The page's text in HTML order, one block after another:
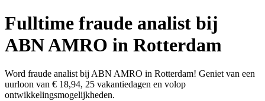
Fulltime fraude analist bij
ABN AMRO in Rotterdam
Word fraude analist bij ABN AMRO in Rotterdam! Geniet van een
uurloon van € 18,94, 25 vakantiedagen en volop
ontwikkelingsmogelijkheden.